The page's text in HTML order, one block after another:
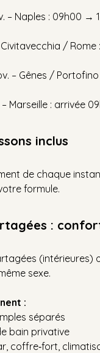
– Naples : 09h00 →
Civitavecchia /
– Gênes /
Marseille : arrivée
inclus
de chaque
formule.
:
sexe.
:
séparés
bain privative
coffre‑fort,